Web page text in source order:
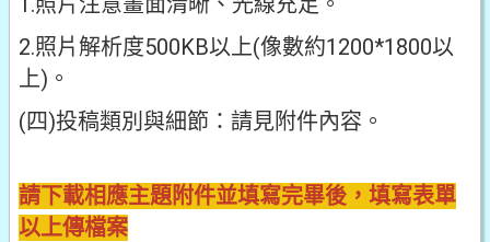
2.照片解析度500KB以上(像數約1200*1800以
上)。
(四)投稿類別與細節：請見附件內容。
請下載相應主題附件並填寫完畢後，填寫表單
以上傳檔案